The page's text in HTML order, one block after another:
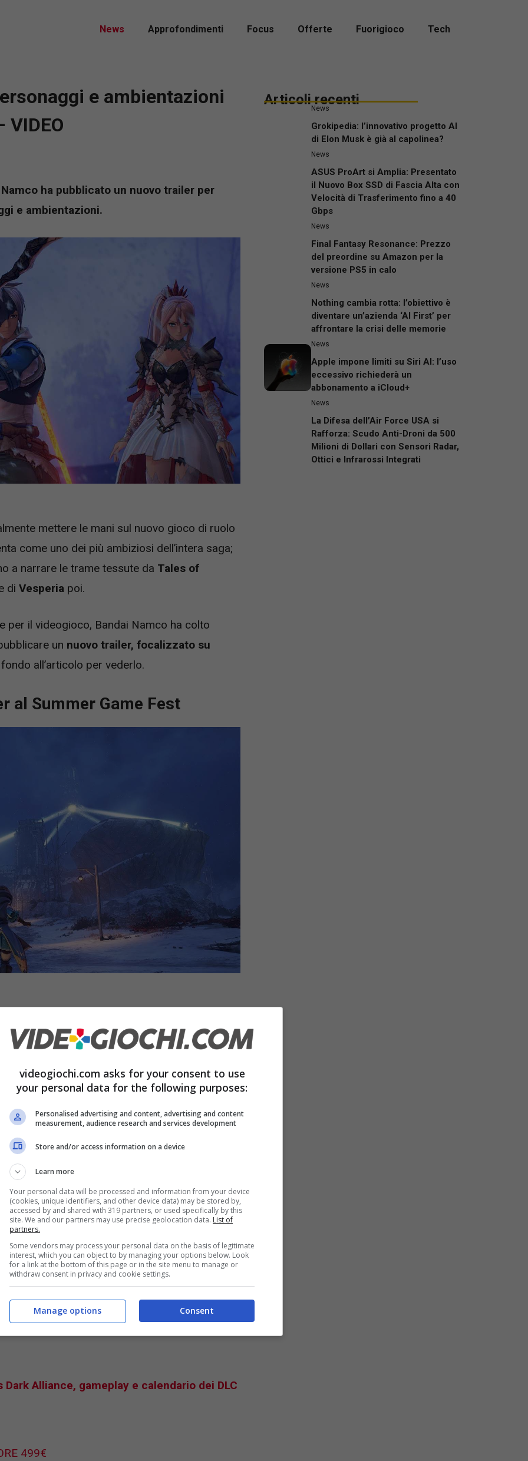
News Approfondimenti Focus Offerte Fuorigioco Tech
e ambientazioni
VIDEO
ha pubblicato un nuovo trailer per
e ambientazioni.
mettere le mani sul nuovo gioco di ruolo
come uno dei più ambiziosi dell’intera saga;
a narrare le trame tessute da Tales of
di Vesperia poi.
per il videogioco, Bandai Namco ha colto
un nuovo trailer, focalizzato su
all’articolo per vederlo.
al Summer Game Fest
presenta ai giocatori la regione di Elde
sarà proprio qui che potremo fare la
a
A loro si unirà anche Zilpha, supervisore
di molta esperienza.
attacchi del videogioco, come le Mystic
pronti ad infliggere il colpo di grazia.
su Xbox One, Playstation 4 e PC, nonché per
Series X/S.
sorpresa per l’uscita per console next-
necessiterà di circa37,2 GB di
patch che, probabilmente, verrà pubblicata al
col nuovo trailer pubblicato all’evento;
Dark Alliance, gameplay e calendario dei DLC
499€
Articoli recenti
News
Grokipedia: l’innovativo progetto AI
di Elon Musk è già al capolinea?
News
ASUS ProArt si Amplia: Presentato
il Nuovo Box SSD di Fascia Alta con
Velocità di Trasferimento fino a 40
Gbps
News
Final Fantasy Resonance: Prezzo
del preordine su Amazon per la
versione PS5 in calo
News
Nothing cambia rotta: l’obiettivo è
diventare un’azienda ‘AI First’ per
affrontare la crisi delle memorie
News
Apple impone limiti su Siri AI: l’uso
eccessivo richiederà un
abbonamento a iCloud+
News
La Difesa dell’Air Force USA si
Rafforza: Scudo Anti-Droni da 500
Milioni di Dollari con Sensori Radar,
Ottici e Infrarossi Integrati
videogiochi.com asks for your consent to use
your personal data for the following purposes:
Personalised advertising and content, advertising and content
measurement, audience research and services development
Store and/or access information on a device
Learn more
Your personal data will be processed and information from your device
(cookies, unique identifiers, and other device data) may be stored by,
accessed by and shared with 319 partners, or used specifically by this
site. We and our partners may use precise geolocation data. List of
partners.
Some vendors may process your personal data on the basis of legitimate
interest, which you can object to by managing your options below. Look
for a link at the bottom of this page or in the site menu to manage or
withdraw consent in privacy and cookie settings.
Consent
Manage options